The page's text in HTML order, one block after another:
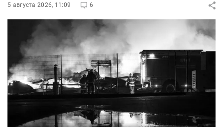
5 августа 2026, 11:09 6